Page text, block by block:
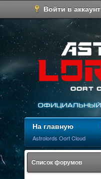
Войти в аккаунт
На главную
Astrolords Oort Cloud
Список форумов